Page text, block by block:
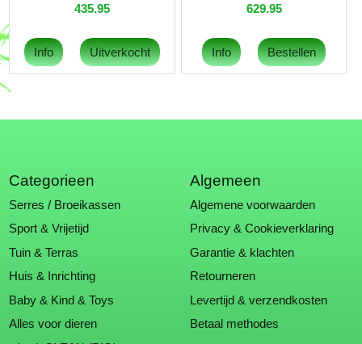
435.95 629.95
Categorieen
Serres / Broeikassen
Sport & Vrijetijd
Tuin & Terras
Huis & Inrichting
Baby & Kind & Toys
Alles voor dieren
Algemeen
Algemene voorwaarden
Privacy & Cookieverklaring
Garantie & klachten
Retourneren
Levertijd & verzendkosten
Betaal methodes